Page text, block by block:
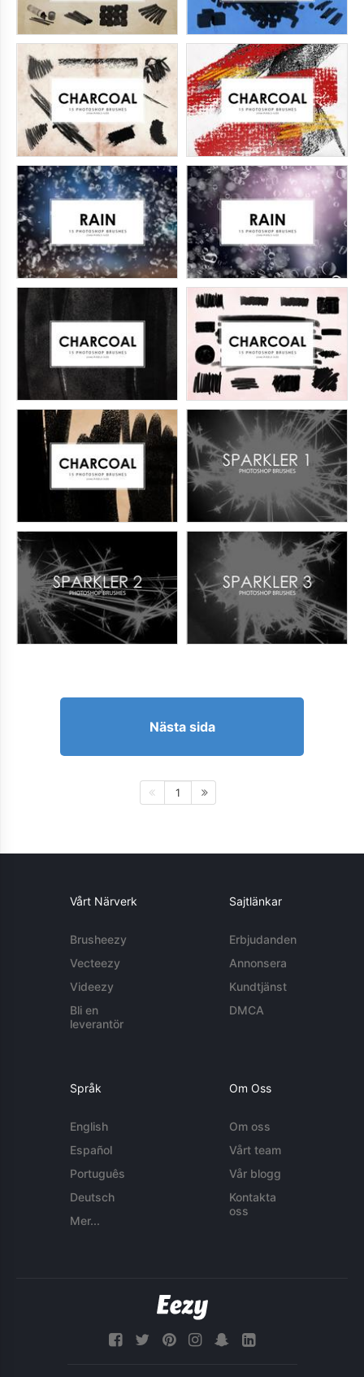
Nästa sida
1
Vårt Närverk
Brusheezy
Vecteezy
Videezy
Bli en
leverantör
Sajtlänkar
Erbjudanden
Annonsera
Kundtjänst
DMCA
Språk
English
Español
Português
Deutsch
Mer...
Om Oss
Om oss
Vårt team
Vår blogg
Kontakta
oss